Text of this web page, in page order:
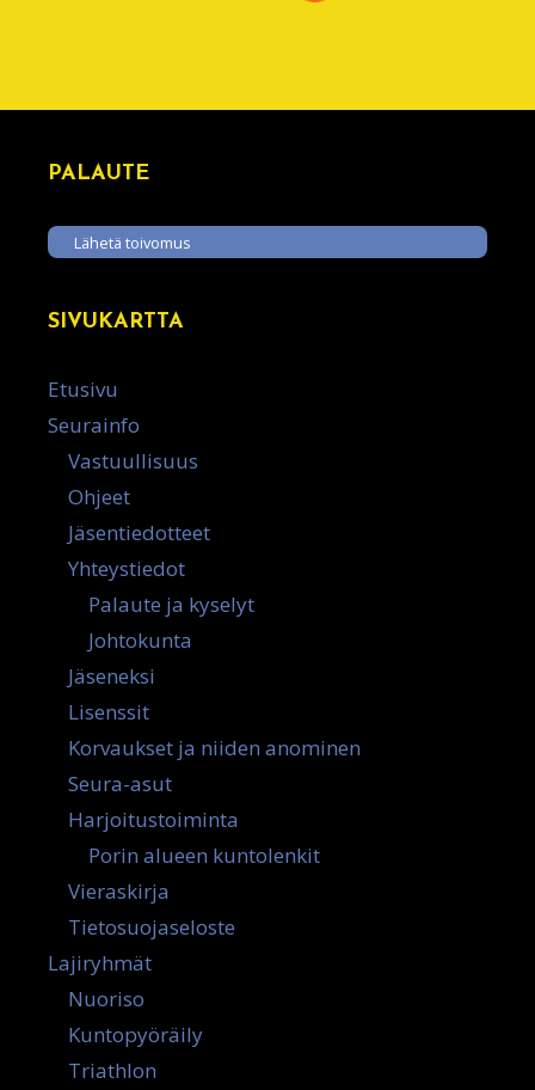
PALAUTE
Lähetä toivomus
SIVUKARTTA
Etusivu
Seurainfo
Vastuullisuus
Ohjeet
Jäsentiedotteet
Yhteystiedot
Palaute ja kyselyt
Johtokunta
Jäseneksi
Lisenssit
Korvaukset ja niiden anominen
Seura-asut
Harjoitustoiminta
Porin alueen kuntolenkit
Vieraskirja
Tietosuojaseloste
Lajiryhmät
Nuoriso
Kuntopyöräily
Triathlon